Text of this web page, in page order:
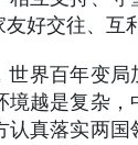
好交往、互
世界百年变局
境越是复杂，
认真落实两国